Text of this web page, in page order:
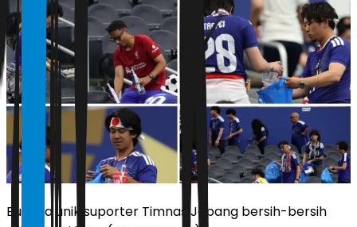
Budaya unik suporter Timnas Jepang bersih-bersih